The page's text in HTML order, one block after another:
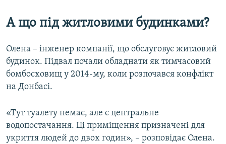
А що під житловими будинками?
Олена – інженер компанії, що обслуговує житловий
будинок. Підвал почали обладнати як тимчасовий
бомбосховищ у 2014-му, коли розпочався конфлікт
на Донбасі.
«Тут туалету немає, але є центральне
водопостачання. Ці приміщення призначені для
укриття людей до двох годин», – розповідає Олена.